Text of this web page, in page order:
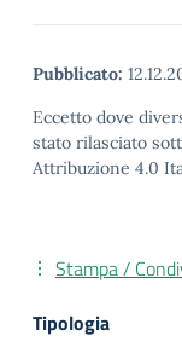
Pubblicato:
Eccetto dove
stato rilasciato
Attribuzione 4.0
Stampa /
Tipologia